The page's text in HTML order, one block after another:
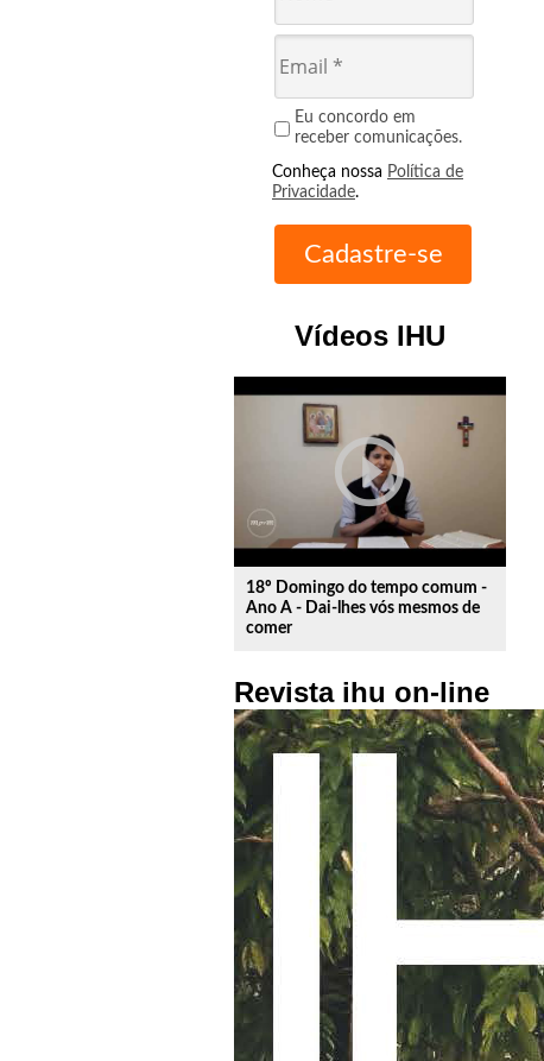
Eu concordo em
receber comunicações.
Conheça nossa Política de
Privacidade.
Vídeos IHU
play_circle_outline
18º Domingo do tempo comum -
Ano A - Dai-lhes vós mesmos de
comer
Revista ihu on-line